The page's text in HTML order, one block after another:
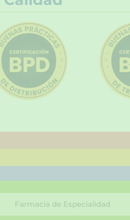
Farmacia de Especialidad